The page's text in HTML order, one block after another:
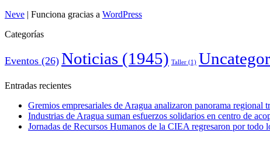
Neve | Funciona gracias a WordPress
Categorías
Eventos (26) Noticias (1945) Taller (1)
Entradas recientes
Gremios empresariales de Aragua analizaron panorama regional
Industrias de Aragua suman esfuerzos solidarios en centro de
Jornadas de Recursos Humanos de la CIEA regresaron por todo